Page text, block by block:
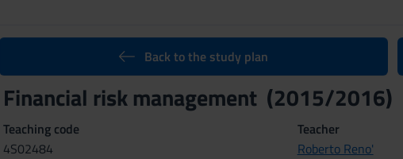
Back to the study plan
Financial risk management (2015/2016)
Teaching code
4S02484
Teacher
Roberto Reno'